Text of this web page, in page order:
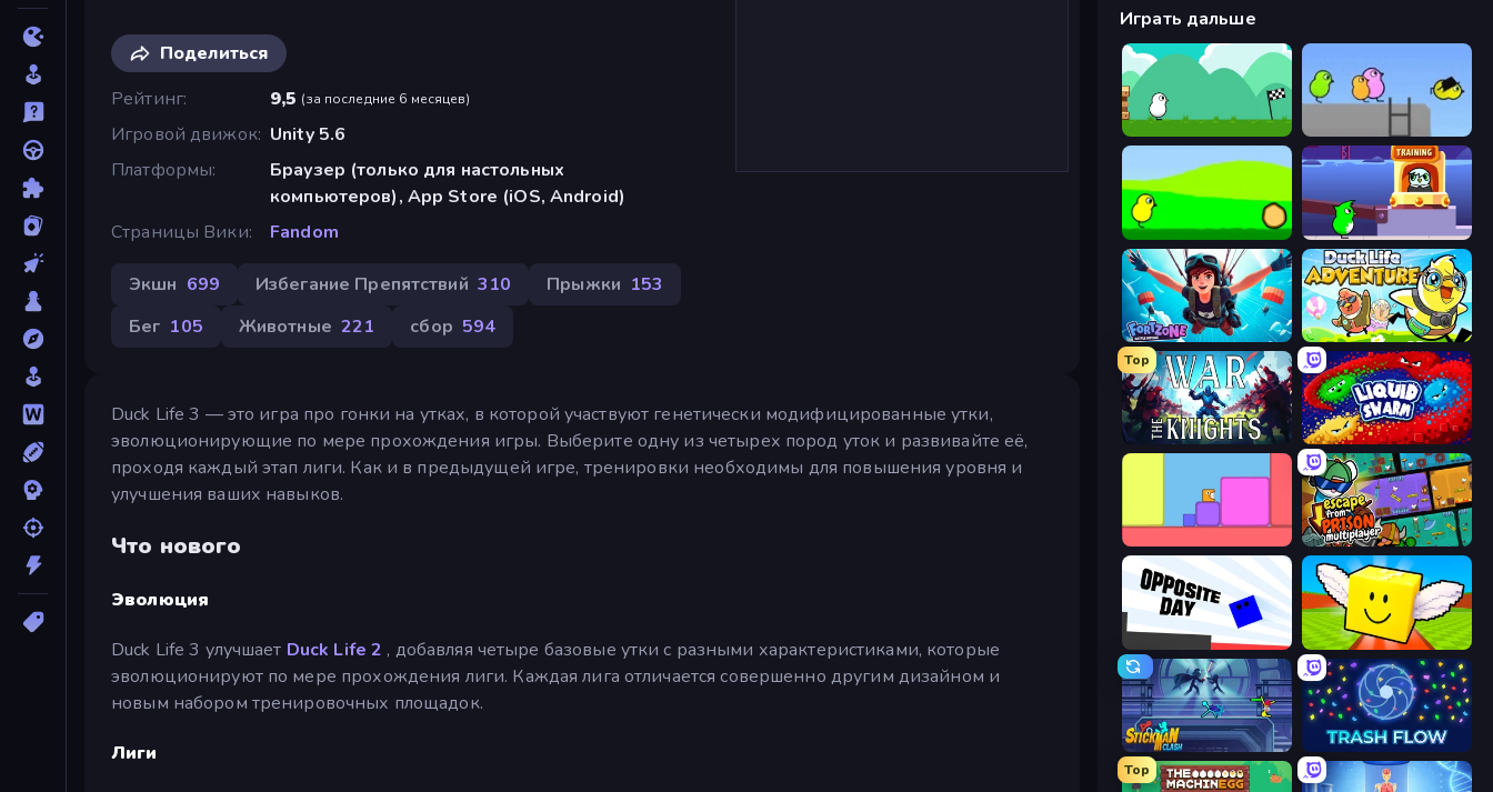
Поделиться
Рейтинг
9,5 (за последние 6 месяцев)
Игровой движок Unity 5.6
Платформы
Браузер (только для настольных
компьютеров), App Store (iOS, Android)
Страницы Вики
Fandom
Экшн 699 Избегание Препятствий 310 Прыжки 153
Бег 105 Животные 221 сбор 594
Duck Life 3 — это игра про гонки на утках, в которой участвуют генетически модифицированные утки,
эволюционирующие по мере прохождения игры. Выберите одну из четырех пород уток и развивайте её,
проходя каждый этап лиги. Как и в предыдущей игре, тренировки необходимы для повышения уровня и
улучшения ваших навыков.
Что нового
Эволюция
Duck Life 3 улучшает Duck Life 2 , добавляя четыре базовые утки с разными характеристиками, которые
эволюционируют по мере прохождения лиги. Каждая лига отличается совершенно другим дизайном и
новым набором тренировочных площадок.
Лиги
Играть дальше
Duck Life Duck Life: Space
Fortzone Battle Royale Duck Life: Adventure (Demo)
Top
War the Knights Liquid Swarm
Escape From Prison Multiplayer
Opposite Day Lucky Brainrot Blocks Online
Stickman Clash Trash Flow
Top